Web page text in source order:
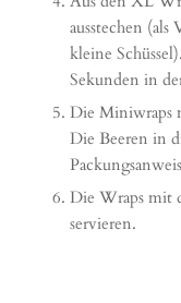
ausstechen (als
kleine
Sekunden in
Die Miniwraps
Die Beeren in
Die Wraps mit
servieren.